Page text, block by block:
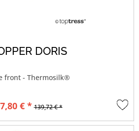
DORIS
front - Thermosilk®
€ * 139,72 € *